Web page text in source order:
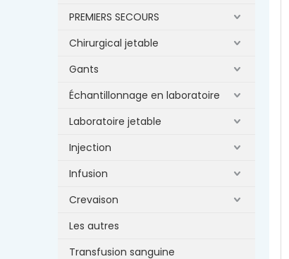
PREMIERS SECOURS
Chirurgical jetable
Gants
Échantillonnage en laboratoire
Laboratoire jetable
Injection
Infusion
Crevaison
Les autres
Transfusion sanguine